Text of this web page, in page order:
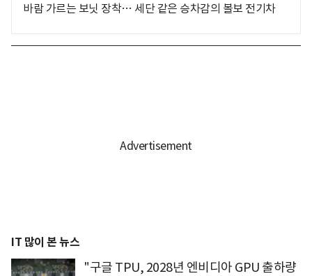
바람 가르는 보닛 장착… 세단 같은 승차감의 볼보 전기차
IT 많이 본 뉴스
"구글 TPU, 2028년 엔비디아 GPU 출하량